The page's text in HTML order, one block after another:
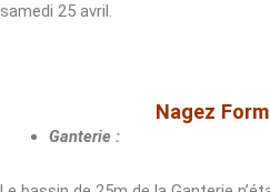
samedi 25 avril.
Nagez
Ganterie :